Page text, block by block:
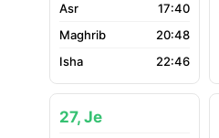
17:40
20:48
22:46
27, Je